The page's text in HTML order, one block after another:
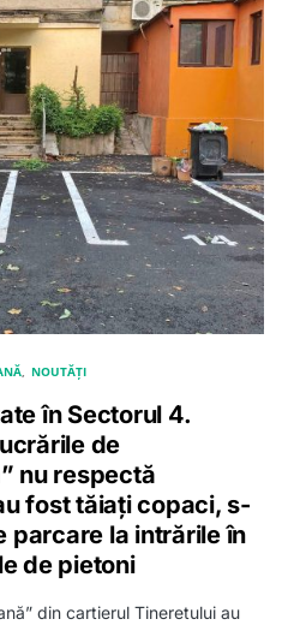
NOUTĂȚI
în Sectorul 4.
de
nu respectă
fost tăiați copaci, s-
parcare la intrările în
de pietoni
din cartierul Tineretului au